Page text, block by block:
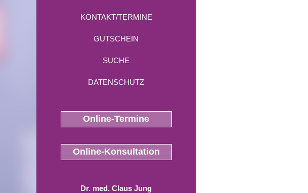
KONTAKT/TERMINE
GUTSCHEIN
SUCHE
DATENSCHUTZ
Online-Termine
Online-Konsultation
Dr. med. Claus Jung